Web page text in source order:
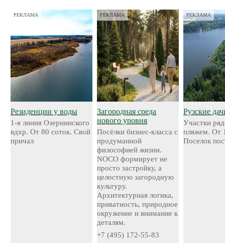
РЕКЛАМА
Резиденции у воды
1-я линия Озернинского
вдхр. От 80 соток. Свой
причал
РЕКЛАМА
Загородная среда
нового уровня
Посёлки бизнес-класса с
продуманной
философией жизни.
NOCO формирует не
просто застройку, а
целостную загородную
культуру.
Архитектурная логика,
приватность, природное
окружение и внимание к
деталям.
+7 (495) 172-55-83
РЕКЛАМА
Рузские
Участки
пляжем. От
Поселок